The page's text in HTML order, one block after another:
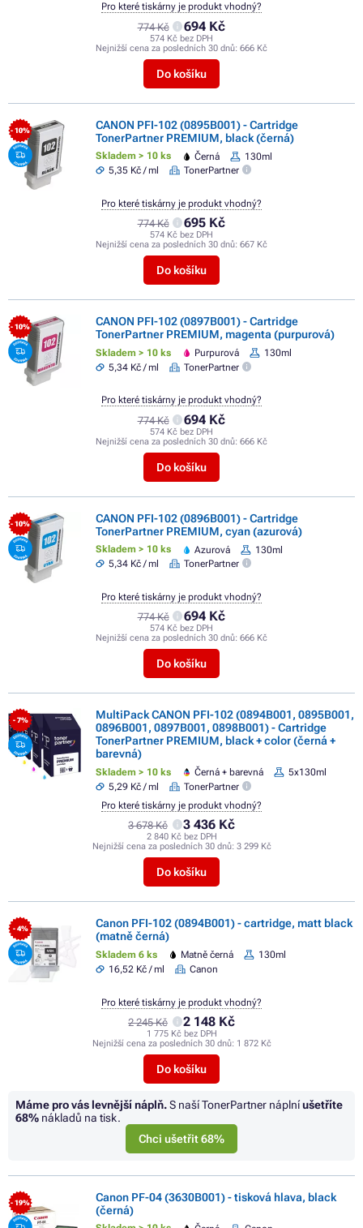
774 Kč 694 Kč
574 Kč bez DPH
Nejnižší cena za posledních 30 dnů: 666 Kč
Do košíku
Pro které tiskárny je produkt vhodný?
- 10%
CANON PFI-102 (0895B001) - Cartridge
TonerPartner PREMIUM, black (černá)
Skladem > 10 ks Černá
130ml
5,35 Kč / ml
TonerPartner
774 Kč 695 Kč
574 Kč bez DPH
Nejnižší cena za posledních 30 dnů: 667 Kč
Do košíku
Pro které tiskárny je produkt vhodný?
- 10%
CANON PFI-102 (0897B001) - Cartridge
TonerPartner PREMIUM, magenta (purpurová)
Skladem > 10 ks Purpurová
130ml
5,34 Kč / ml
TonerPartner
774 Kč 694 Kč
574 Kč bez DPH
Nejnižší cena za posledních 30 dnů: 666 Kč
Do košíku
Pro které tiskárny je produkt vhodný?
- 10%
CANON PFI-102 (0896B001) - Cartridge
TonerPartner PREMIUM, cyan (azurová)
Skladem > 10 ks Azurová
130ml
5,34 Kč / ml
TonerPartner
774 Kč 694 Kč
574 Kč bez DPH
Nejnižší cena za posledních 30 dnů: 666 Kč
Do košíku
Pro které tiskárny je produkt vhodný?
- 7%
MultiPack CANON PFI-102 (0894B001, 0895B001,
0896B001, 0897B001, 0898B001) - Cartridge
TonerPartner PREMIUM, black + color (černá +
barevná)
Skladem > 10 ks Černá + barevná
5x130ml
5,29 Kč / ml
TonerPartner
3 678 Kč 3 436 Kč
2 840 Kč bez DPH
Nejnižší cena za posledních 30 dnů: 3 299 Kč
Do košíku
Pro které tiskárny je produkt vhodný?
- 4%
Canon PFI-102 (0894B001) - cartridge, matt black
(matně černá)
Skladem 6 ks Matně černá
130ml
16,52 Kč / ml
Canon
2 245 Kč 2 148 Kč
1 775 Kč bez DPH
Nejnižší cena za posledních 30 dnů: 1 872 Kč
Do košíku
Pro které tiskárny je produkt vhodný?
Máme pro vás levnější náplň.S naší TonerPartner náplníušetříte
68% nákladů na tisk.
Chci ušetřit 68%
- 19%
Canon PF-04 (3630B001) - tisková hlava, black
(černá)